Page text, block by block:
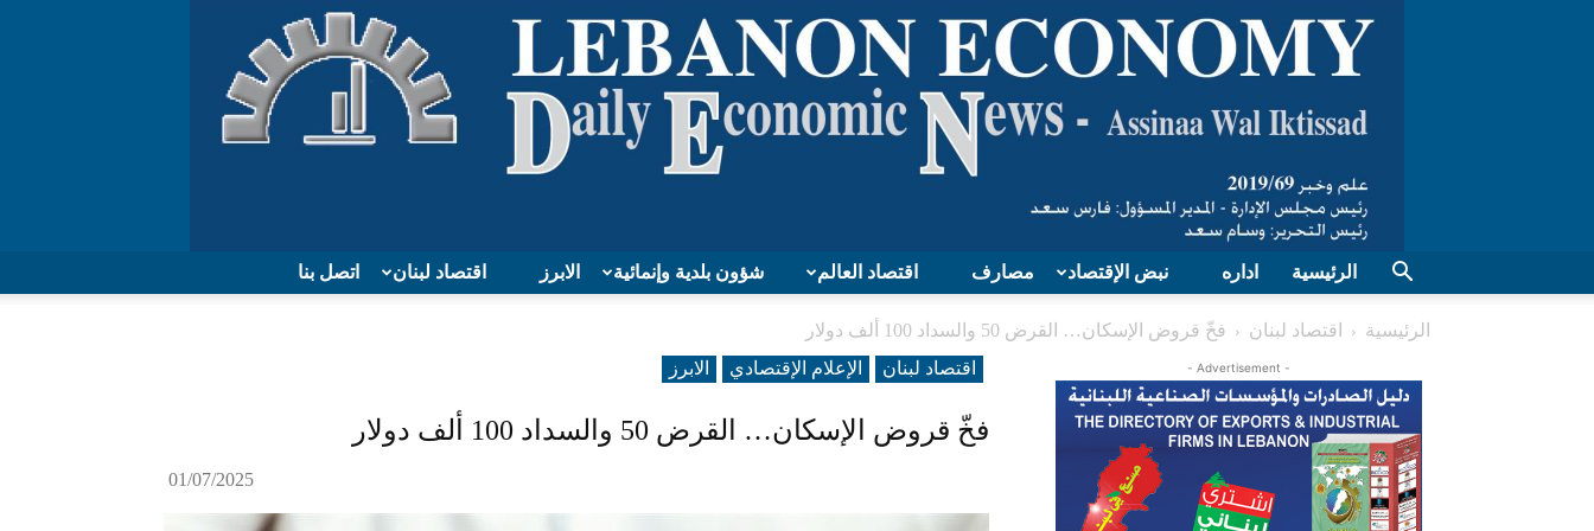
اتصل بنا اقتصاد لبنان الابرز شؤون بلدية وإنمائية اقتصاد العالم مصارف نبض الإقتصاد اداره الرئيسية
الرئيسية اقتصاد لبنان
فخّ قروض الإسكان… القرض 50 والسداد 100 ألف دولار
اقتصاد لبنان
الإعلام الإقتصادي الابرز
فخّ قروض الإسكان… القرض 50 والسداد 100 ألف دولار
01/07/2025
- Advertisement -